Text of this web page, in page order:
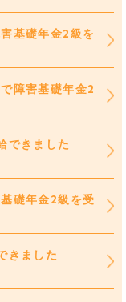
基礎年金2級を
障害基礎年金2
できました
礎年金2級を受
きました